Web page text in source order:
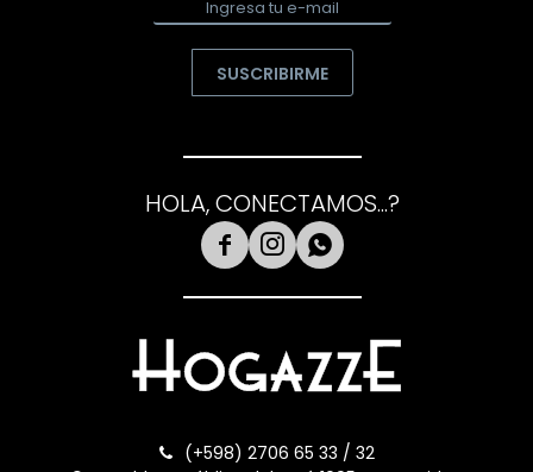
SUSCRIBIRME
HOLA, CONECTAMOS...?
  
(+598) 2706 65 33 / 32